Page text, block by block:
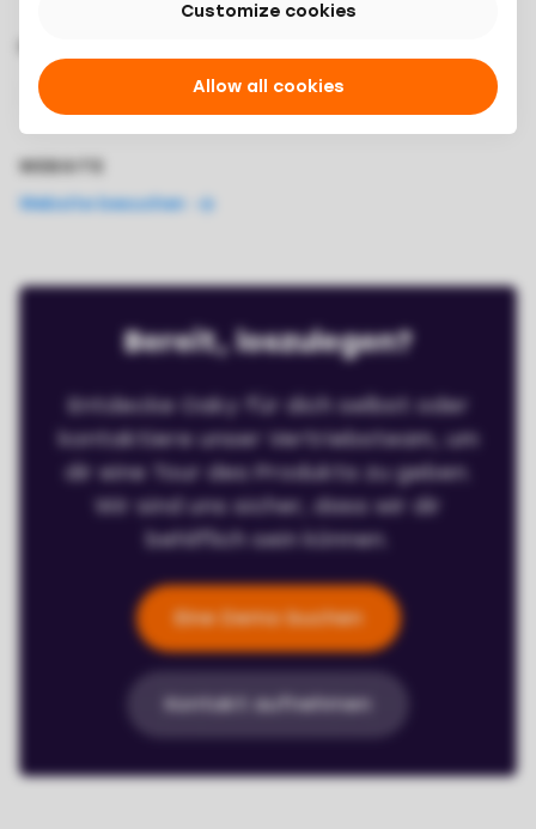
Customize cookies
Allow all cookies
2-way
WEBSITE
Website besuchen
Bereit, loszulegen?
Entdecke Oaky für dich selbst oder
kontaktiere unser Vertriebsteam, um
dir eine Tour des Produkts zu geben.
Wir sind uns sicher, dass wir dir
behilflich sein können.
Eine Demo buchen
Kontakt aufnehmen